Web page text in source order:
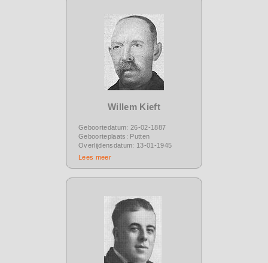
Willem Kieft
Geboortedatum: 26-02-1887
Geboorteplaats: Putten
Overlijdensdatum: 13-01-1945
Lees meer